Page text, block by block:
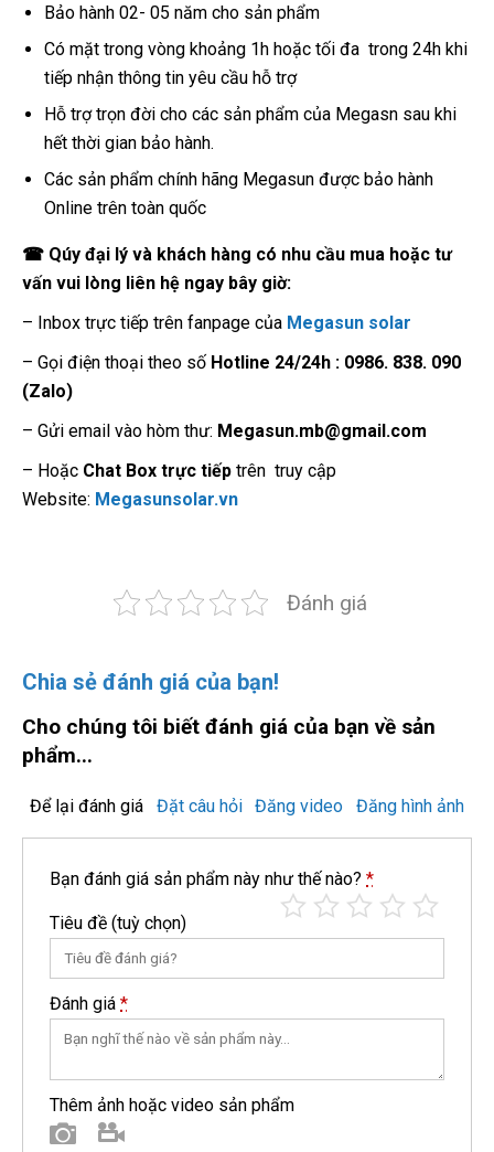
Bảo hành 02- 05 năm cho sản phẩm
Có mặt trong vòng khoảng 1h hoặc tối đa trong 24h khi
tiếp nhận thông tin yêu cầu hỗ trợ
Hỗ trợ trọn đời cho các sản phẩm của Megasn sau khi
hết thời gian bảo hành.
Các sản phẩm chính hãng Megasun được bảo hành
Online trên toàn quốc
☎ Qúy đại lý và khách hàng có nhu cầu mua hoặc tư
vấn vui lòng liên hệ ngay bây giờ:
– Inbox trực tiếp trên fanpage của Megasun solar
– Gọi điện thoại theo số Hotline 24/24h : 0986. 838. 090
(Zalo)
– Gửi email vào hòm thư: Megasun.mb@gmail.com
– Hoặc Chat Box trực tiếp trên truy cập
Website: Megasunsolar.vn
Đánh giá
Chia sẻ đánh giá của bạn!
Cho chúng tôi biết đánh giá của bạn về sản
phẩm...
Để lại đánh giá Đặt câu hỏi Đăng video Đăng hình ảnh
Bạn đánh giá sản phẩm này như thế nào? *
Tiêu đề (tuỳ chọn)
Đánh giá *
Thêm ảnh hoặc video sản phẩm
Hình ảnh